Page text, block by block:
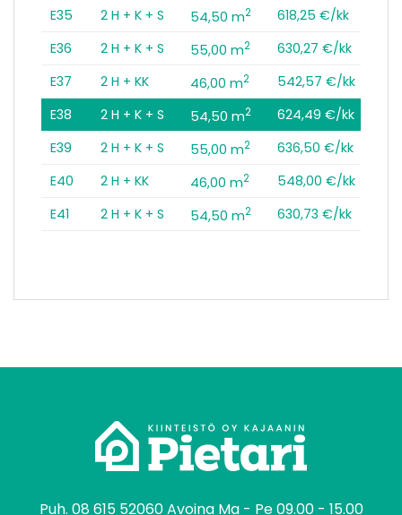
E35
2 H + K + S 54,50 m2
618,25 €/kk
E36
2 H + K + S 55,00 m2
630,27 €/kk
E37
2 H + KK 46,00 m2
542,57 €/kk
E38
2 H + K + S 54,50 m2
624,49 €/kk
E39
2 H + K + S 55,00 m2
636,50 €/kk
E40
2 H + KK 46,00 m2
548,00 €/kk
E41
2 H + K + S 54,50 m2 630,73 €/kk
Puh. 08 615 52060Avoina Ma - Pe 09.00 - 15.00